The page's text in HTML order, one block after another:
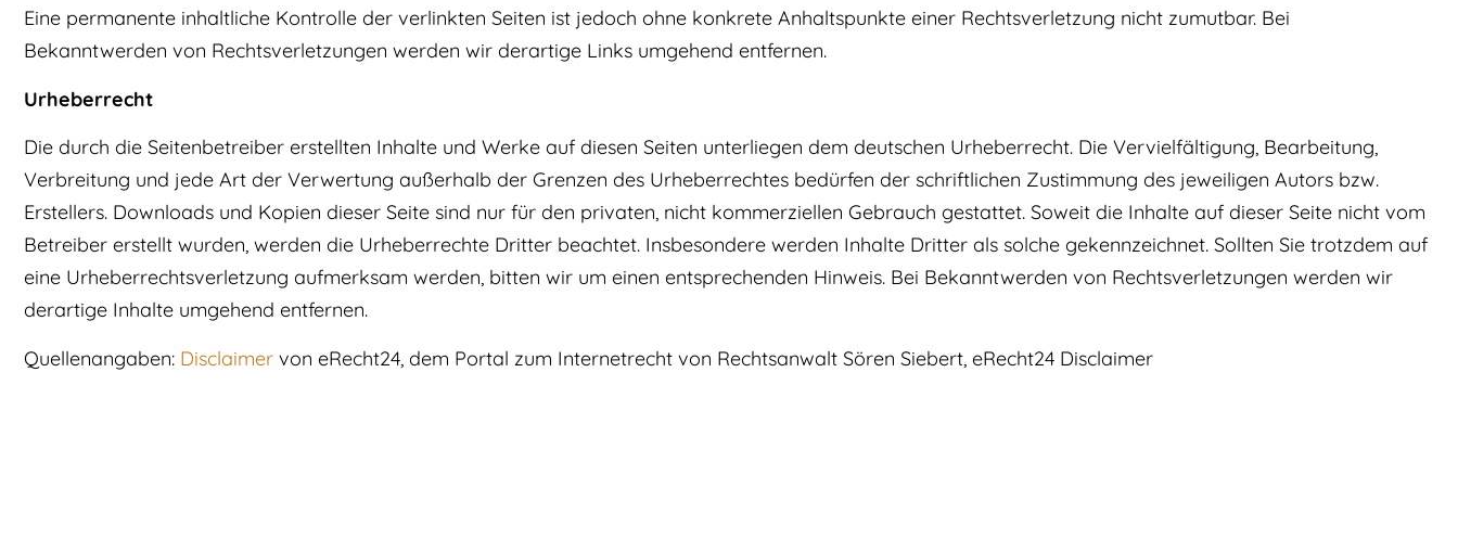
Eine permanente inhaltliche Kontrolle der verlinkten Seiten ist jedoch ohne konkrete Anhaltspunkte einer Rechtsverletzung nicht zumutbar. Bei
Bekanntwerden von Rechtsverletzungen werden wir derartige Links umgehend entfernen.
Urheberrecht
Die durch die Seitenbetreiber erstellten Inhalte und Werke auf diesen Seiten unterliegen dem deutschen Urheberrecht. Die Vervielfältigung, Bearbeitung,
Verbreitung und jede Art der Verwertung außerhalb der Grenzen des Urheberrechtes bedürfen der schriftlichen Zustimmung des jeweiligen Autors bzw.
Erstellers. Downloads und Kopien dieser Seite sind nur für den privaten, nicht kommerziellen Gebrauch gestattet. Soweit die Inhalte auf dieser Seite nicht vom
Betreiber erstellt wurden, werden die Urheberrechte Dritter beachtet. Insbesondere werden Inhalte Dritter als solche gekennzeichnet. Sollten Sie trotzdem auf
eine Urheberrechtsverletzung aufmerksam werden, bitten wir um einen entsprechenden Hinweis. Bei Bekanntwerden von Rechtsverletzungen werden wir
derartige Inhalte umgehend entfernen.
Quellenangaben: Disclaimer von eRecht24, dem Portal zum Internetrecht von Rechtsanwalt Sören Siebert, eRecht24 Disclaimer